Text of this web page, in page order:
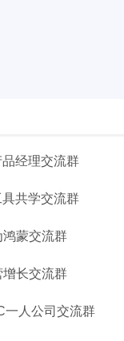
经理交流群
共学交流群
鸿蒙交流群
增长交流群
一人公司交流群